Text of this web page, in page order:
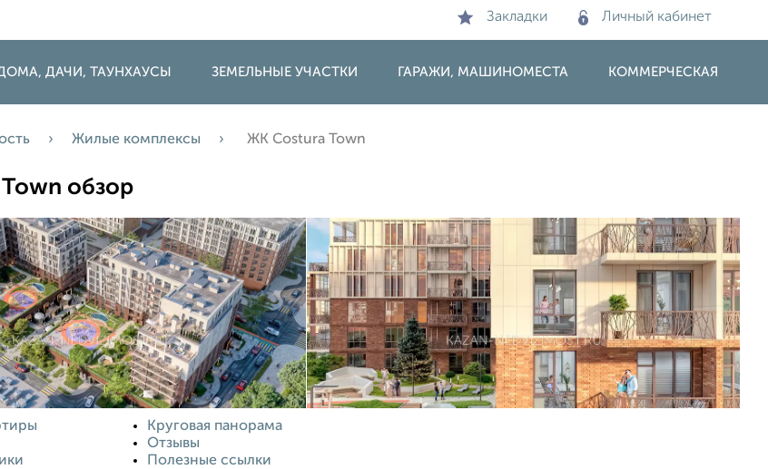
Закладки Личный кабинет
ДАЧИ, ТАУНХАУСЫ ЗЕМЕЛЬНЫЕ УЧАСТКИ ГАРАЖИ, МАШИНОМЕСТА КОММЕРЧЕСКАЯ
Жилые комплексы ЖК Costura Town
обзор
Круговая панорама
Отзывы
Полезные ссылки